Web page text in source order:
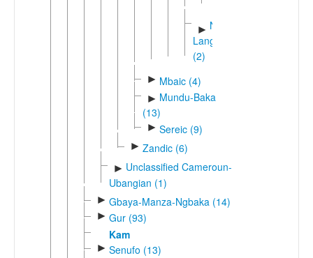
► Ngbugu-
Langbasi
(2)
► Mbaic (4)
► Mundu-Baka
(13)
► Sereic (9)
► Zandic (6)
► Unclassified Cameroun-
Ubangian (1)
► Gbaya-Manza-Ngbaka (14)
► Gur (93)
Kam
► Senufo (13)